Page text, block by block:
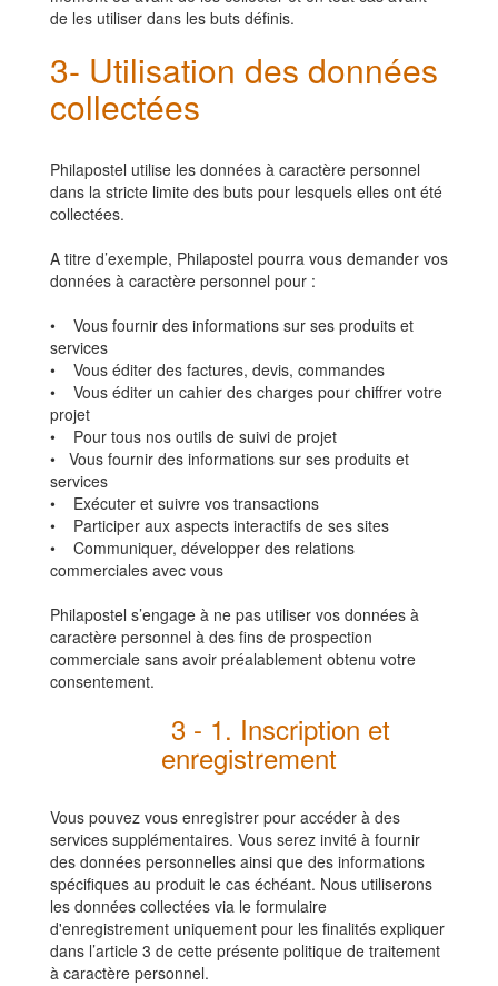
de les utiliser dans les buts définis.
3- Utilisation des données
collectées
Philapostel utilise les données à caractère personnel
dans la stricte limite des buts pour lesquels elles ont été
collectées.
A titre d’exemple, Philapostel pourra vous demander vos
données à caractère personnel pour :
• Vous fournir des informations sur ses produits et
services
• Vous éditer des factures, devis, commandes
• Vous éditer un cahier des charges pour chiffrer votre
projet
• Pour tous nos outils de suivi de projet
• Vous fournir des informations sur ses produits et
services
• Exécuter et suivre vos transactions
• Participer aux aspects interactifs de ses sites
• Communiquer, développer des relations
commerciales avec vous
Philapostel s’engage à ne pas utiliser vos données à
caractère personnel à des fins de prospection
commerciale sans avoir préalablement obtenu votre
consentement.
3 - 1. Inscription et
enregistrement
Vous pouvez vous enregistrer pour accéder à des
services supplémentaires. Vous serez invité à fournir
des données personnelles ainsi que des informations
spécifiques au produit le cas échéant. Nous utiliserons
les données collectées via le formulaire
d'enregistrement uniquement pour les finalités expliquer
dans l’article 3 de cette présente politique de traitement
à caractère personnel.